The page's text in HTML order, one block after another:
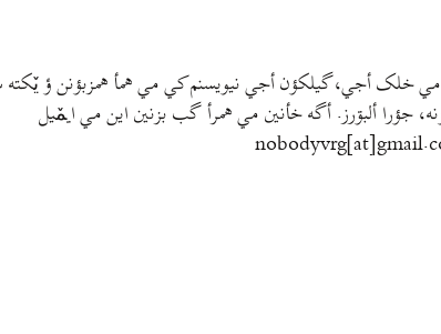
مي خلک أجي، گيلکؤن أجي نيويسنم کي مي همأ همزبؤنن ؤ يٚکته
جؤرا ألبۊرز. أگه خأنين مي همرأ گب بزنين اين مي ايمٚیل‌